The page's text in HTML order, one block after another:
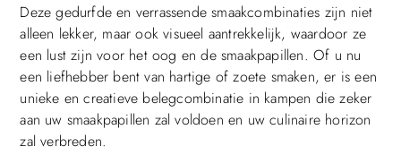
Deze gedurfde en verrassende smaakcombinaties zijn niet
alleen lekker, maar ook visueel aantrekkelijk, waardoor ze
een lust zijn voor het oog en de smaakpapillen. Of u nu
een liefhebber bent van hartige of zoete smaken, er is een
unieke en creatieve belegcombinatie in kampen die zeker
aan uw smaakpapillen zal voldoen en uw culinaire horizon
zal verbreden.